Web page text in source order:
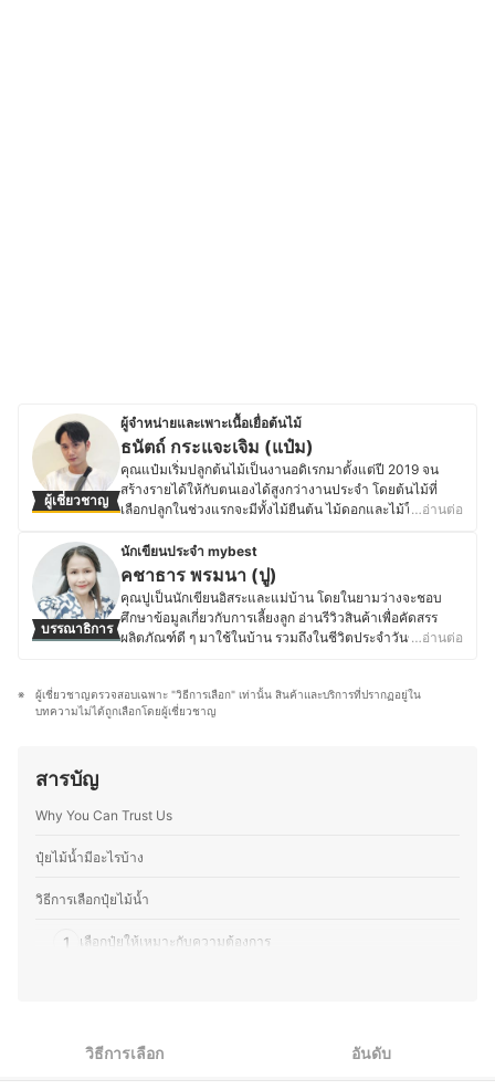
ผู้เชี่ยวชาญ
ผู้จำหน่ายและเพาะเนื้อเยื่อต้นไม้
ธนัตถ์ กระแจะเจิม (แป๋ม)
คุณแป๋มเริ่มปลูกต้นไม้เป็นงานอดิเรกมาตั้งแต่ปี 2019 จน
สร้างรายได้ให้กับตนเองได้สูงกว่างานประจำ โดยต้นไม้ที่
เลือกปลูกในช่วงแรกจะมีทั้งไม้ยืนต้น ไม้ดอกและไม้ใบเพื่อ
ชำนาญด้านการตอนกิ่ง ชำกิ่ง ทั้งต้นมะนาว เลม่อนและไม้ผล
หลายชนิด ทำให้คุณแป๋มมีโอกาสได้เป็นผู้จัดการฟาร์มเลม่อน
ขนาดพื้นที่ 21 ไร่ รวมมากกว่า 500 ต้นในปีถัดมา ส่วนตัว
แล้วคุณแป๋มชอบการปลูกไม้ที่โตไว เลี้ยงง่ายและทนต่อสภาพ
อากาศ ซึ่งต้นไม้ที่พลิกชีวิตและทำรายได้ให้มากเป็นอันดับ 1
คือ ตระกูลฟิโลเดนดรอน ที่ใช้วิธีเพาะเนื้อเยื่อเป็นเวลา 1 - 2
ประสบการณ์ทั้งหมดนี้ทำให้คุณแป๋มมีความรู้ความเข้าใจใน
การปลูกต้นไม้ รวมถึงการเลือกใช้วัสดุอุปกรณ์ต่าง ๆ ให้เหมาะ
จริงมาตลอด
…อ่านต่อ
บรรณาธิการ
นักเขียนประจำ mybest
คชาธาร พรมนา (ปู)
คุณปูเป็นนักเขียนอิสระและแม่บ้าน โดยในยามว่างจะชอบ
ศึกษาข้อมูลเกี่ยวกับการเลี้ยงลูก อ่านรีวิวสินค้าเพื่อคัดสรร
ผลิตภัณฑ์ดี ๆ มาใช้ในบ้าน รวมถึงในชีวิตประจำวันของลูก
ตกแต่งบ้านและสวน รวมถึงอุปกรณ์ของใช้ในบ้าน โดยทั้งทำ
ขายด้วยตัวเองและเป็นผู้ออกแบบลวดลายเชือกถักสำหรับ
บรรพบุรุษด้วยการทำเกษตรวิถีใหม่ ปรับปรุงพื้นที่รอบบ้านให้
ทานในครอบครัวพร้อมแบ่งปันเพื่อนบ้าน โดยส่วนตัวแล้วมี
สวน ปรับภูมิทัศน์ให้ที่พักอาศัยมีความร่มรื่น สวยงามเพื่อใช้
ประวัติของ คชาธาร พรมนา (ปู)
…อ่านต่อ
ผู้เชี่ยวชาญตรวจสอบเฉพาะ "วิธีการเลือก" เท่านั้น สินค้าและบริการที่ปรากฏอยู่ใน
บทความไม่ได้ถูกเลือกโดยผู้เชี่ยวชาญ
สารบัญ
Why You Can Trust Us
ปุ๋ยไม้น้ำมีอะไรบ้าง
วิธีการเลือกปุ๋ยไม้น้ำ
1 เลือกปุ๋ยให้เหมาะกับความต้องการ
วิธีการเลือก อันดับ